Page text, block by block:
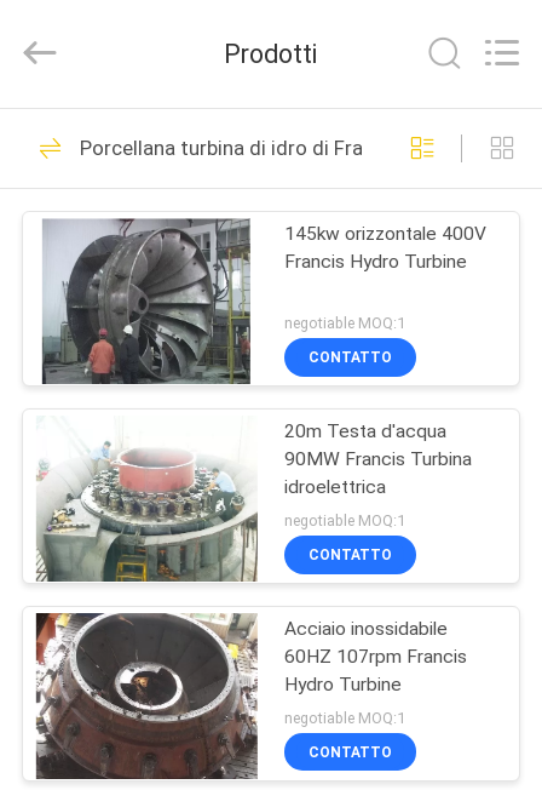
CASA
PRODOTTI
CIRCA
NOI
GIRO
DELLA
FABBRICA
CONTROLLO
DI
QUALITÀ
CONTATTICI
Management
Services
All
Reserved.
Generatori di
Dongfeng
5
Idro generatori a
turbina
4
Generatore a turbina
autoalimentato
Prodotti
Porcellana turbina di idro di Francis
145kw orizzontale 400V
Francis Hydro Turbine
negotiable MOQ:1
CONTATTO
20m Testa d'acqua
90MW Francis Turbina
idroelettrica
negotiable MOQ:1
CONTATTO
Acciaio inossidabile
60HZ 107rpm Francis
Hydro Turbine
negotiable MOQ:1
CONTATTO